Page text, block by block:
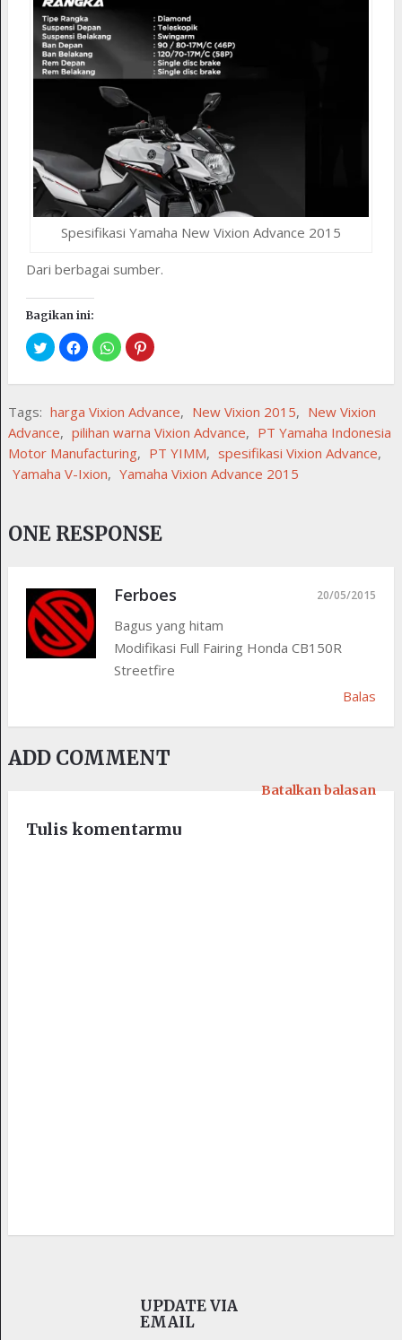
Spesifikasi Yamaha New Vixion Advance 2015
Dari berbagai sumber.
Bagikan ini:
Tags: harga Vixion Advance, New Vixion 2015, New Vixion
Advance, pilihan warna Vixion Advance, PT Yamaha Indonesia
Motor Manufacturing, PT YIMM, spesifikasi Vixion Advance,
Yamaha V-Ixion, Yamaha Vixion Advance 2015
ONE RESPONSE
Ferboes 20/05/2015
Bagus yang hitam
Modifikasi Full Fairing Honda CB150R
Streetfire
Balas
ADD COMMENT
Tulis komentarmu
Batalkan balasan
UPDATE VIA
EMAIL